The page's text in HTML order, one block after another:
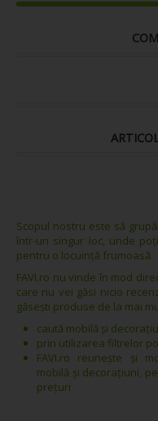
Scopul nostru este să
într-un singur loc, unde
pentru o locuință frumoasă.
FAVI.ro nu vinde în mod
care nu vei găsi nicio
găsești produse de la mai
caută mobilă și
prin utilizarea filtrelor
FAVI.ro reunește și
mobilă și decorațiuni,
prețuri